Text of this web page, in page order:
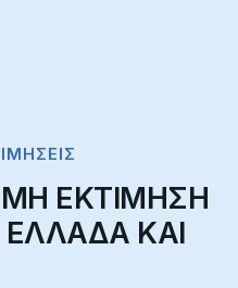
ΕΚΤΙΜΗΣΗ
ΕΛΛΑΔΑ ΚΑΙ